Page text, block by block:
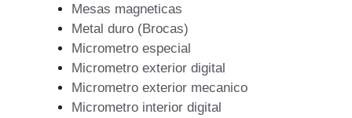
Mesas magneticas
Metal duro (Brocas)
Micrometro especial
Micrometro exterior digital
Micrometro exterior mecanico
Micrometro interior digital